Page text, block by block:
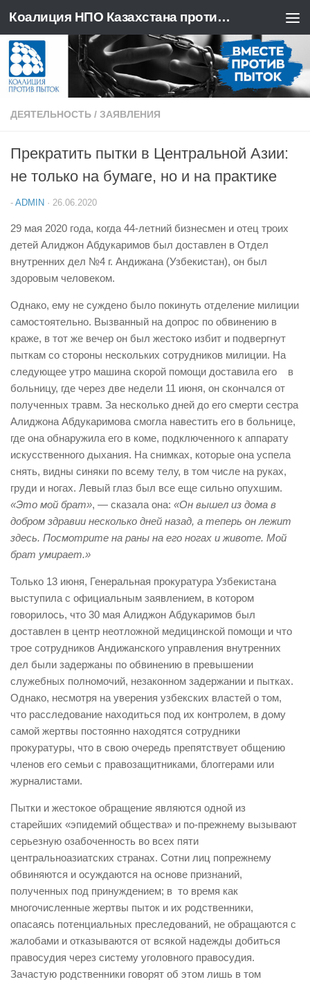
Перейти к содержимому Коалиция НПО Казахстана против пыток
ДЕЯТЕЛЬНОСТЬ / ЗАЯВЛЕНИЯ
Прекратить пытки в Центральной Азии:
не только на бумаге, но и на практике
- ADMIN · 26.06.2020
29 мая 2020 года, когда 44-летний бизнесмен и отец троих
детей Алиджон Абдукаримов был доставлен в Отдел
внутренних дел №4 г. Андижана (Узбекистан), он был
здоровым человеком.
Однако, ему не суждено было покинуть отделение милиции
самостоятельно. Вызванный на допрос по обвинению в
краже, в тот же вечер он был жестоко избит и подвергнут
пыткам со стороны нескольких сотрудников милиции. На
следующее утро машина скорой помощи доставила его в
больницу, где через две недели 11 июня, он скончался от
полученных травм. За несколько дней до его смерти сестра
Алиджона Абдукаримова смогла навестить его в больнице,
где она обнаружила его в коме, подключенного к аппарату
искусственного дыхания. На снимках, которые она успела
снять, видны синяки по всему телу, в том числе на руках,
груди и ногах. Левый глаз был все еще сильно опухшим.
«Это мой брат», — сказала она: «Он вышел из дома в
добром здравии несколько дней назад, а теперь он лежит
здесь. Посмотрите на раны на его ногах и животе. Мой
брат умирает.»
Только 13 июня, Генеральная прокуратура Узбекистана
выступила с официальным заявлением, в котором
говорилось, что 30 мая Алиджон Абдукаримов был
доставлен в центр неотложной медицинской помощи и что
трое сотрудников Андижанского управления внутренних
дел были задержаны по обвинению в превышении
служебных полномочий, незаконном задержании и пытках.
Однако, несмотря на уверения узбекских властей о том,
что расследование находиться под их контролем, в дому
самой жертвы постоянно находятся сотрудники
прокуратуры, что в свою очередь препятствует общению
членов его семьи с правозащитниками, блоггерами или
журналистами.
Пытки и жестокое обращение являются одной из
старейших «эпидемий общества» и по-прежнему вызывают
серьезную озабоченность во всех пяти
центральноазиатских странах. Сотни лиц попрежнему
обвиняются и осуждаются на основе признаний,
полученных под принуждением; в то время как
многочисленные жертвы пыток и их родственники,
опасаясь потенциальных преследований, не обращаются с
жалобами и отказываются от всякой надежды добиться
правосудия через систему уголовного правосудия.
Зачастую родственники говорят об этом лишь в том